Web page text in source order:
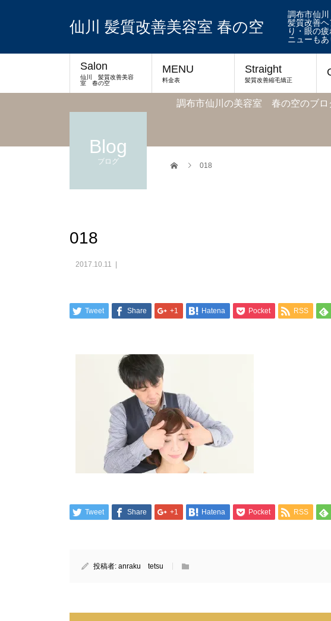
仙川 髪質改善美容室 春の空
調布市仙川
髪質改善
り・眼の
ニューもあ
Salon
仙川 髪質改善美容
室 春の空
MENU
料金表
Straight
髪質改善縮毛矯正
Blog
ブログ
調布市仙川の美容室 春の空のブロ
018
018
2017.10.11
Tweet Share +1 Hatena Pocket RSS
Tweet Share +1 Hatena Pocket RSS
投稿者: anraku tetsu